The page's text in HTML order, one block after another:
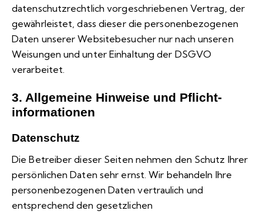
datenschutzrechtlich vorgeschriebenen Vertrag, der
gewährleistet, dass dieser die personenbezogenen
Daten unserer Websitebesucher nur nach unseren
Weisungen und unter Einhaltung der DSGVO
verarbeitet.
3. Allgemeine Hinweise und Pflicht­
informationen
Datenschutz
Die Betreiber dieser Seiten nehmen den Schutz Ihrer
persönlichen Daten sehr ernst. Wir behandeln Ihre
personenbezogenen Daten vertraulich und
entsprechend den gesetzlichen